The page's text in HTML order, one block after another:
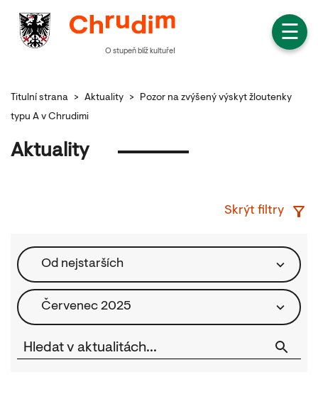
☰
O stupeň blíž kultuře!
Titulní strana > Aktuality >
Pozor na zvýšený výskyt žloutenky
typu A v Chrudimi
Aktuality
Skrýt filtry
Od nejstarších
Červenec 2025